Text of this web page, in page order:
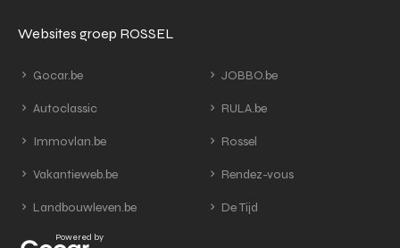
Websites groep ROSSEL
Gocar.be
Autoclassic
Immovlan.be
Vakantieweb.be
Landbouwleven.be
JOBBO.be
RULA.be
Rossel
Rendez-vous
De Tijd
Powered by